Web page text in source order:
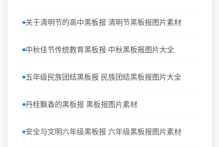
关于清明节的高中黑板报 清明节黑板报图片素材
中秋佳节传统教育黑板报 中秋黑板报图片大全
五年级民族团结黑板报 民族团结黑板报图片大全
丹桂飘香的黑板报 黑板报图片素材
安全与文明六年级黑板报 六年级黑板报图片素材